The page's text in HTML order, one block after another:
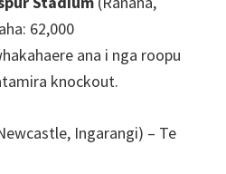
62,000
ana i nga roopu
knockout.
Ingarangi) – Te